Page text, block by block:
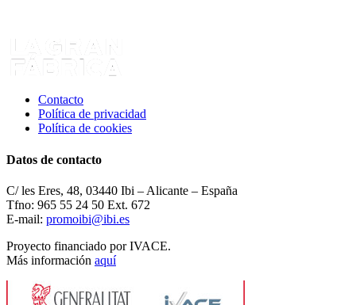
Contacto
Política de privacidad
Política de cookies
Datos de contacto
C/ les Eres, 48, 03440 Ibi – Alicante – España
Tfno: 965 55 24 50 Ext. 672
E-mail: promoibi@ibi.es
Proyecto financiado por IVACE.
Más información aquí